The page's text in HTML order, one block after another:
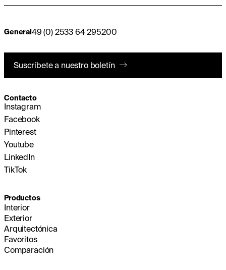
General 49 (0) 2533 64 295200
Suscríbete a nuestro boletín
Contacto
Instagram
Facebook
Pinterest
Youtube
LinkedIn
TikTok
Productos
Interior
Exterior
Arquitectónica
Favoritos
Comparación